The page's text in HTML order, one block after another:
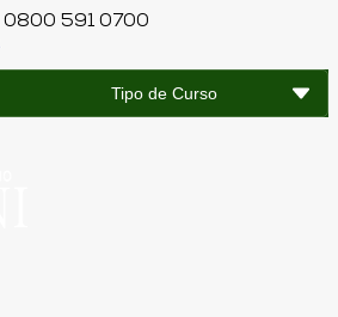
0800 591 0700